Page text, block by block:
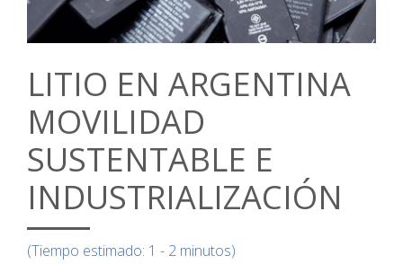
LITIO EN ARGENTINA
MOVILIDAD
SUSTENTABLE E
INDUSTRIALIZACIÓN
(Tiempo estimado: 1 - 2 minutos)